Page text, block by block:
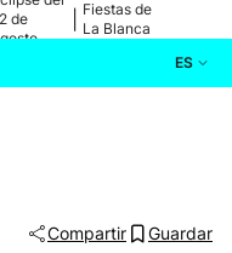
de
Fiestas de
La Blanca
ES
Compartir Guardar